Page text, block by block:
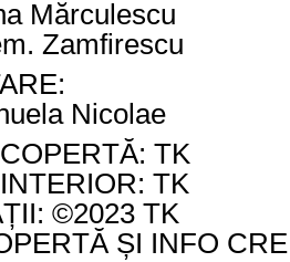
Mărculescu
Zamfirescu
Nicolae
TK
TK
©2023 TK
ȘI INFO